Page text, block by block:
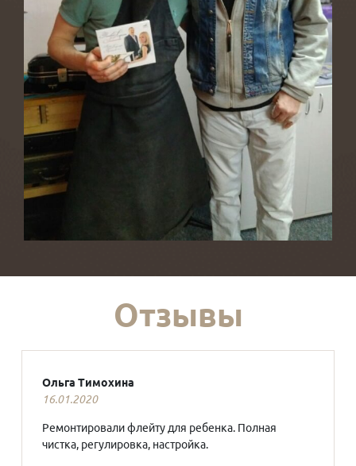
Отзывы
Ольга Тимохина
16.01.2020
Ремонтировали флейту для ребенка. Полная
чистка, регулировка, настройка.